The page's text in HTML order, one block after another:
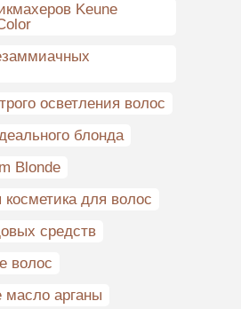
Keune
осветления волос
блонда
Blonde
косметика для волос
средств
волос
масло арганы